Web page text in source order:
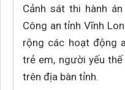
Cảnh sát thi hành
Công an tỉnh Vĩnh
rộng các hoạt động
trẻ em, người yếu
trên địa bàn tỉnh.